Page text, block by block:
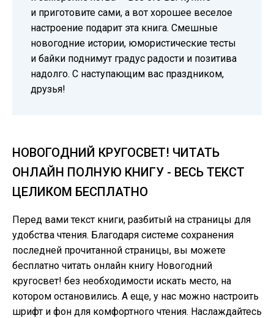
и приготовите сами, а вот хорошее веселое
настроение подарит эта книга. Смешные
новогодние истории, юмористические тесты
и байки поднимут градус радости и позитива
надолго. С наступающим вас праздником,
друзья!
НОВОГОДНИЙ КРУГОСВЕТ! ЧИТАТЬ
ОНЛАЙН ПОЛНУЮ КНИГУ - ВЕСЬ ТЕКСТ
ЦЕЛИКОМ БЕСПЛАТНО
Перед вами текст книги, разбитый на страницы для
удобства чтения. Благодаря системе сохранения
последней прочитанной страницы, вы можете
бесплатно читать онлайн книгу Новогодний
кругосвет! без необходимости искать место, на
котором остановились. А еще, у нас можно настроить
шрифт и фон для комфортного чтения. Наслаждайтесь